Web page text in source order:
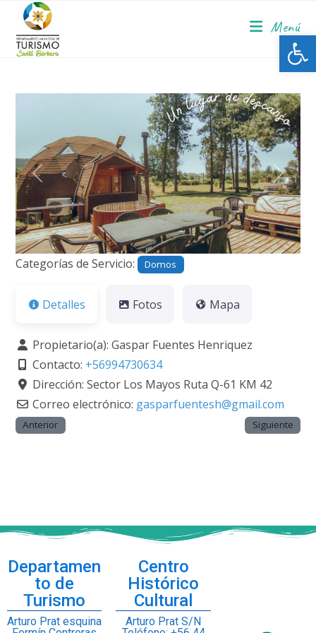
Menú
Anterior
Categorías de Servicio: Domos
Detalles Fotos Mapa
Propietario(a):Gaspar Fuentes Henriquez
Contacto: +56994730634
Dirección:Sector Los Mayos Ruta Q-61 KM 42
Correo electrónico: gasparfuentesh@gmail.com
Anterior Siguiente
Departamen
to de
Turismo
Arturo Prat esquina
Centro
Histórico
Cultural
Arturo Prat S/N